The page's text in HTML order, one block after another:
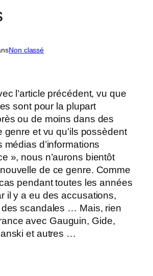
Non classé
l’article précédent, vu que
sont pour la plupart
ou de moins dans des
genre et vu qu’ils possèdent
médias d’informations
», nous n’aurons bientôt
de ce genre. Comme
pendant toutes les années
il y a eu des accusations,
scandales … Mais, rien
avec Gauguin, Gide,
et autres …